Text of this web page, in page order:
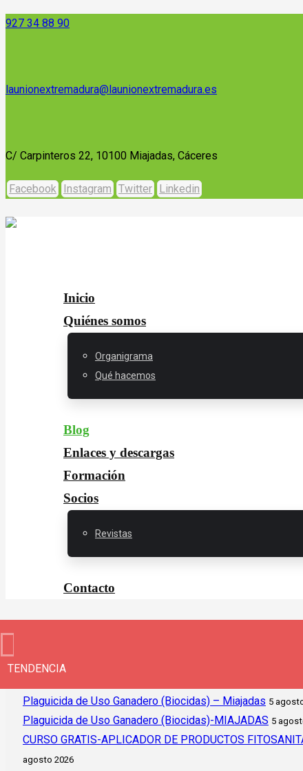
927 34 88 90
launionextremadura@launionextremadura.es
C/ Carpinteros 22, 10100 Miajadas, Cáceres
Facebook Instagram Twitter Linkedin
Inicio
Quiénes somos
Organigrama
Qué hacemos
Blog
Enlaces y descargas
Formación
Socios
Revistas
Contacto
TENDENCIA
Plaguicida de Uso Ganadero (Biocidas) – Miajadas 5
Plaguicida de Uso Ganadero (Biocidas)-MIAJADAS 5
CURSO GRATIS-APLICADOR DE PRODUCTOS
agosto 2026